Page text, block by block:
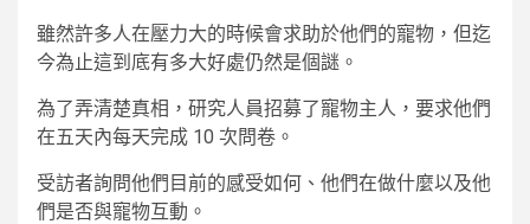
雖然許多人在壓力大的時候會求助於他們的寵物，但迄
今為止這到底有多大好處仍然是個謎。
為了弄清楚真相，研究人員招募了寵物主人，要求他們
在五天內每天完成 10 次問卷。
受訪者詢問他們目前的感受如何、他們在做什麼以及他
們是否與寵物互動。